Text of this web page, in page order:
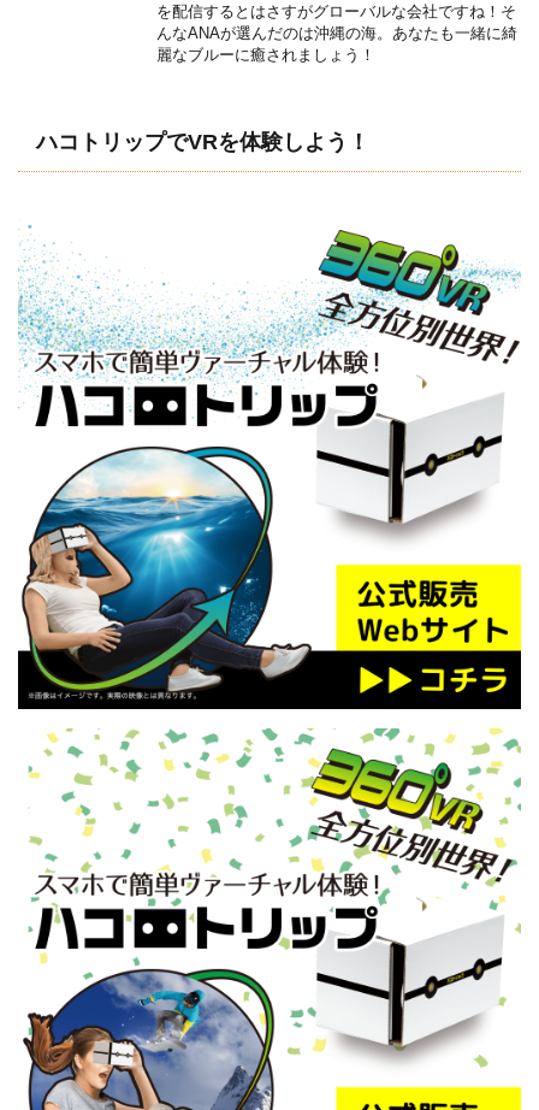
を配信するとはさすがグローバルな会社ですね！そ
んなANAが選んだのは沖縄の海。あなたも一緒に綺
麗なブルーに癒されましょう！
ハコトリップでVRを体験しよう！